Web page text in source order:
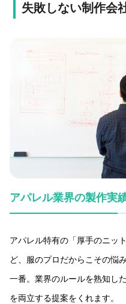
失敗しない制作会
アパレル業界の製作実
アパレル特有の「厚手のニッ
ど、服のプロだからこその悩
一番。業界のルールを熟知し
を両立する提案をくれます。